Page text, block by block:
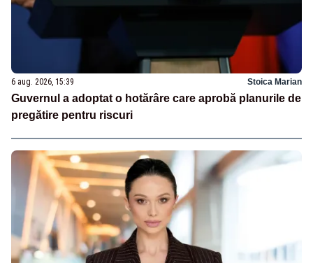
6 aug. 2026, 15:39 Stoica Marian
Guvernul a adoptat o hotărâre care aprobă planurile de
pregătire pentru riscuri